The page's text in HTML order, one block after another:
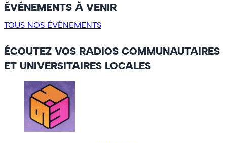
ÉVÉNEMENTS À VENIR
TOUS NOS ÉVÉNEMENTS
ÉCOUTEZ VOS RADIOS COMMUNAUTAIRES
ET UNIVERSITAIRES LOCALES